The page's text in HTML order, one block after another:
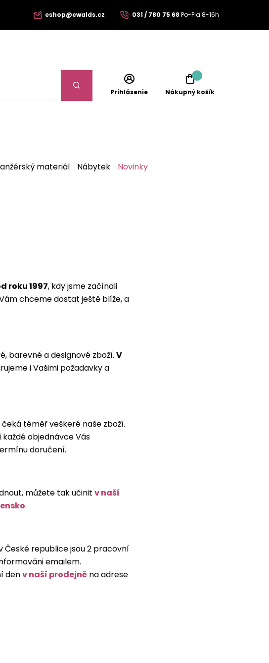
eshop@ewalds.cz 031 / 780 75 68 Po-Pia 8-16h
Prihlásenie Nákupný košík
materiál Nábytek Novinky
roku 1997, kdy jsme začínali
chceme dostat ještě blíže, a
barevné a designové zboží. V
i Vašimi požadavky a
čeká téměř veškeré naše zboží.
objednávce Vás
doručení.
můžete tak učinit v naší
.
České republice jsou 2 pracovní
emailem.
denv naší prodejně na adrese